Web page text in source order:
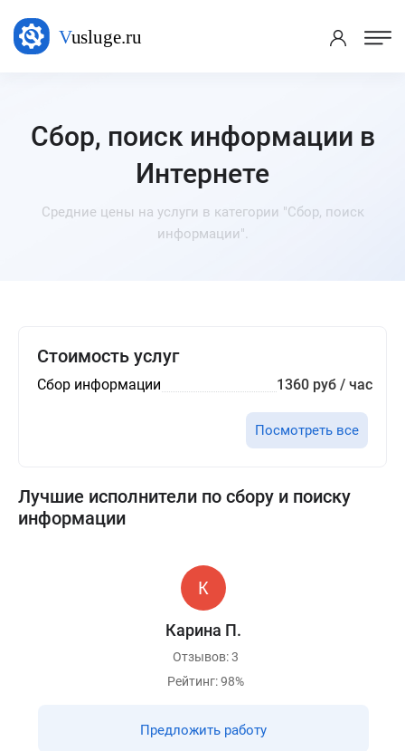
Сбор, поиск информации в
Интернете
Средние цены на услуги в категории "Сбор, поиск
информации".
Стоимость услуг
Сбор информации 1360 руб / час
Посмотреть все
Лучшие исполнители по сбору и поиску
информации
Карина П.
Отзывов: 3
Рейтинг: 98%
Предложить работу